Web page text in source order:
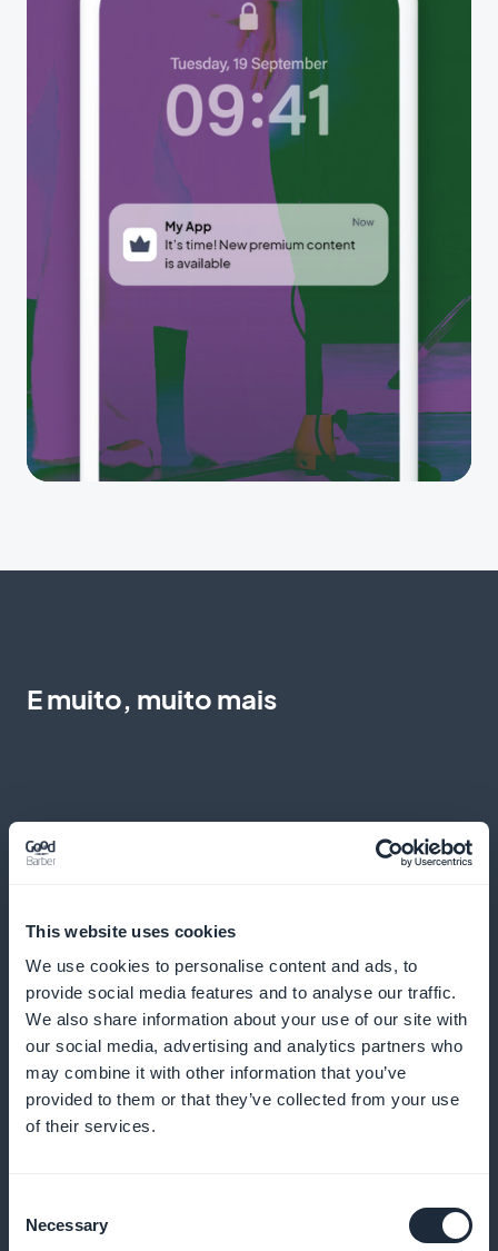
This website uses cookies
We use cookies to personalise content and ads, to
provide social media features and to analyse our traffic.
We also share information about your use of our site with
our social media, advertising and analytics partners who
may combine it with other information that you’ve
provided to them or that they’ve collected from your use
of their services.
Selection
Necessary
E muito, muito mais
de conteúdo de eventos culturais e
artísticos
Acesse análises precisas de seus assinantes e
otimize sua estratégia de conteúdo
móvel